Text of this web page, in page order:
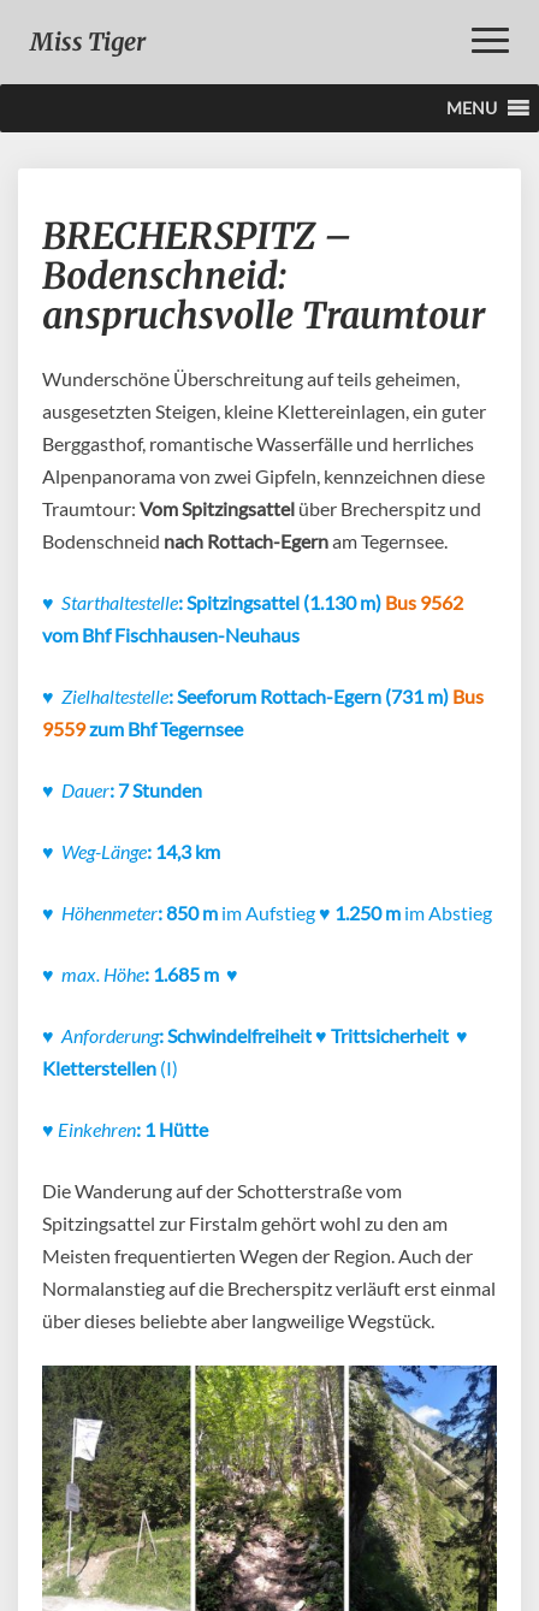
Toggle
Miss Tiger
MENU
–
Bodenschneid:
anspruchsvolle
Traumtour
BRECHERSPITZ –
Bodenschneid:
anspruchsvolle Traumtour
Wunderschöne Überschreitung auf teils geheimen,
ausgesetzten Steigen, kleine Klettereinlagen, ein guter
Berggasthof, romantische Wasserfälle und herrliches
Alpenpanorama von zwei Gipfeln, kennzeichnen diese
Traumtour: VomSpitzingsattel über Brecherspitz und
Bodenschneid nach Rottach-Egernam Tegernsee.
♥ Starthaltestelle: Spitzingsattel (1.130 m) Bus 9562
vom Bhf Fischhausen-Neuhaus
♥ Zielhaltestelle: Seeforum Rottach-Egern (731 m) Bus
9559zum Bhf Tegernsee
♥ Dauer: 7 Stunden
♥ Weg-Länge: 14,3 km
♥ Höhenmeter: 850 m im Aufstieg♥ 1.250 m im Abstieg
♥ max. Höhe: 1.685 m ♥
♥ Anforderung: Schwindelfreiheit ♥ Trittsicherheit ♥
Kletterstellen (I)
♥ Einkehren: 1 Hütte
Die Wanderung auf der Schotterstraße vom
Spitzingsattel zur Firstalm gehört wohl zu den am
Meisten frequentierten Wegen der Region. Auch der
Normalanstieg auf die Brecherspitz verläuft erst einmal
über dieses beliebte aber langweilige Wegstück.